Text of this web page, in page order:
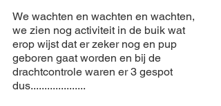
We wachten en wachten en wachten,
we zien nog activiteit in de buik wat
erop wijst dat er zeker nog en pup
geboren gaat worden en bij de
drachtcontrole waren er 3 gespot
dus....................